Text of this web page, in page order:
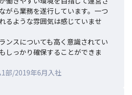
がら業務を遂行しています。一つ
るような雰囲気は感じていませ
ンスについても高く意識されてい
しっかり確保することができま
部/2019年6月入社